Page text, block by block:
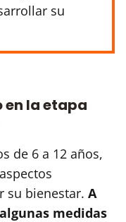
su
la etapa
de 6 a 12 años,
su bienestar. A
medidas